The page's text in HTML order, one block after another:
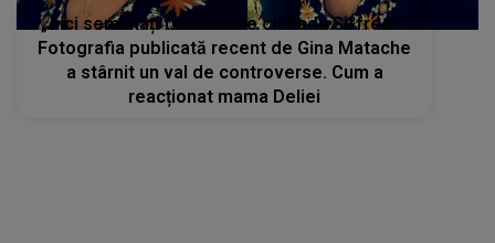
„Aici semănați foarte bine cu Radu Siffredi”.
Fotografia publicată recent de Gina Matache
a stârnit un val de controverse. Cum a
reacționat mama Deliei